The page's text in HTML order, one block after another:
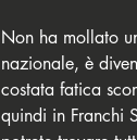
Non ha mollato
nazionale, è
costata fatica
quindi in Franchi